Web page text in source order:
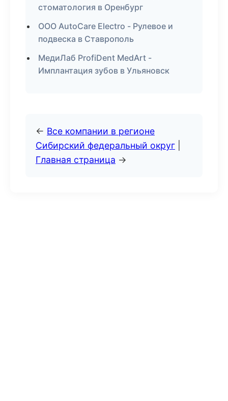
стоматология в Оренбург
ООО AutoCare Electro - Рулевое и
подвеска в Ставрополь
МедиЛаб ProfiDent MedArt -
Имплантация зубов в Ульяновск
← Все компании в регионе
Сибирский федеральный округ
Главная страница →